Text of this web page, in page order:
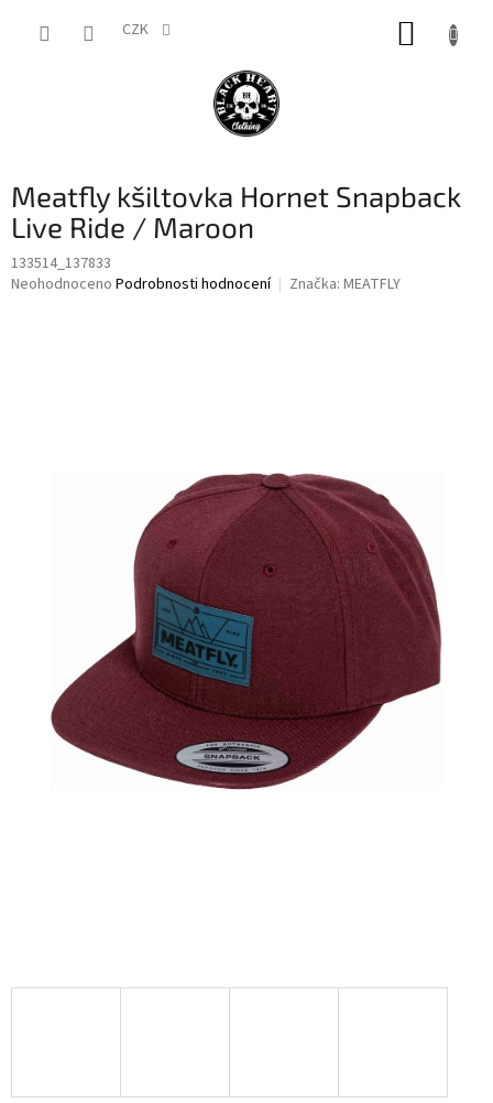
CZK
Meatfly kšiltovka Hornet Snapback
Live Ride / Maroon
133514_137833
Průměrné
Neohodnoceno Podrobnosti hodnocení Značka: MEATFLY